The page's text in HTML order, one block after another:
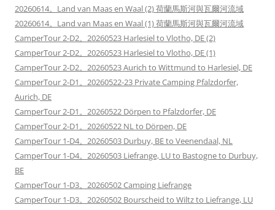
20260614。Land van Maas en Waal (2) 荷蘭馬斯河與瓦爾河流域
20260614。Land van Maas en Waal (1) 荷蘭馬斯河與瓦爾河流域
CamperTour 2-D2。20260523 Harlesiel to Vlotho, DE (2)
CamperTour 2-D2。20260523 Harlesiel to Vlotho, DE (1)
CamperTour 2-D2。20260523 Aurich to Wittmund to Harlesiel, DE
CamperTour 2-D1。20260522-23 Private Camping Pfalzdorfer,
Aurich, DE
CamperTour 2-D1。20260522 Dörpen to Pfalzdorfer, DE
CamperTour 2-D1。20260522 NL to Dörpen, DE
CamperTour 1-D4。20260503 Durbuy, BE to Veenendaal, NL
CamperTour 1-D4。20260503 Liefrange, LU to Bastogne to Durbuy,
BE
CamperTour 1-D3。20260502 Camping Liefrange
CamperTour 1-D3。20260502 Bourscheid to Wiltz to Liefrange, LU